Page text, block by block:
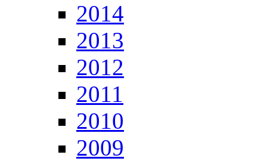
2014
2013
2012
2011
2010
2009